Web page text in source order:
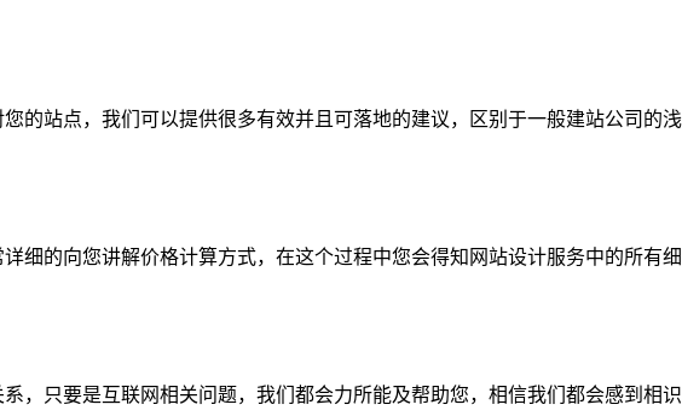
的站点，我们可以提供很多有效并且可落地的建议，区别于一般建站公司的
细的向您讲解价格计算方式，在这个过程中您会得知网站设计服务中的所有
，只要是互联网相关问题，我们都会力所能及帮助您，相信我们都会感到相